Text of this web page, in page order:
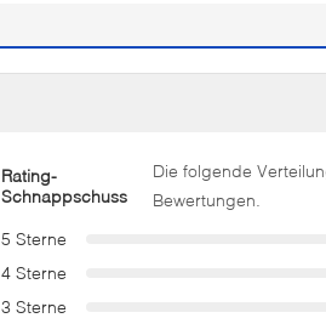
Rating-
Schnappschuss
Die folgende
Bewertungen.
5 Sterne
4 Sterne
3 Sterne